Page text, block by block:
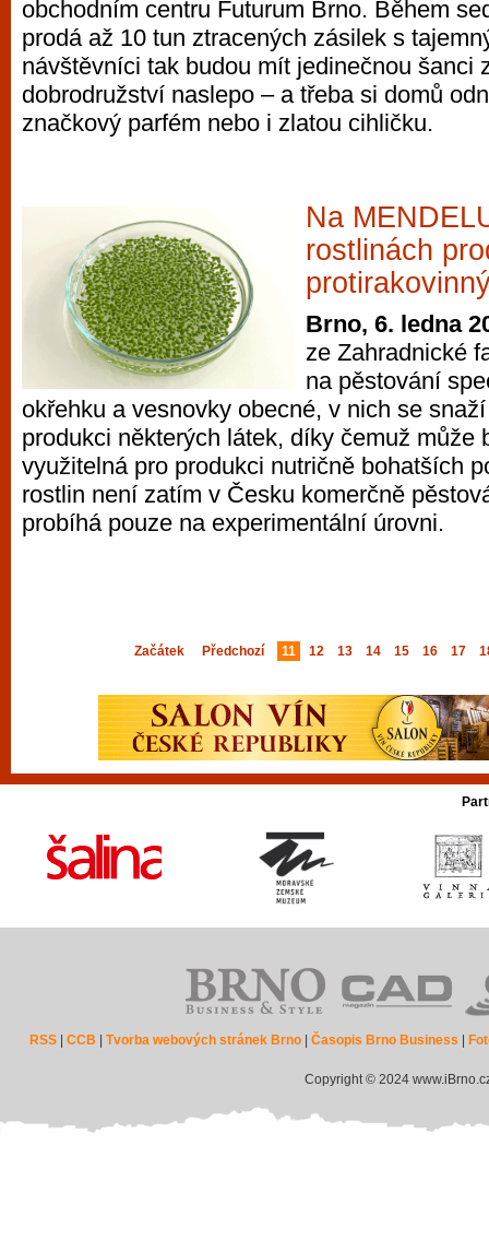
obchodním centru Futurum Brno. Během
prodá až 10 tun ztracených zásilek s
návštěvníci tak budou mít jedinečnou šanci
dobrodružství naslepo – a třeba si domů
značkový parfém nebo i zlatou cihličku.
Na
rostlinách
Brno, 6. ledna
ze Zahradnické
na pěstování
okřehku a vesnovky obecné, v nich se
produkci některých látek, díky čemuž může
využitelná pro produkci nutričně bohatších
rostlin není zatím v Česku komerčně
probíhá pouze na experimentální úrovni.
Začátek Předchozí 11 12 13 14 15 16 17
RSS |CCB |Tvorba webových stránek Brno |Časopis Brno Business
Copyright © 2024